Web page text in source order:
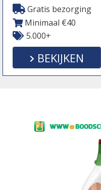
Gratis bezorging
Minimaal €40
5.000+
BEKIJKEN